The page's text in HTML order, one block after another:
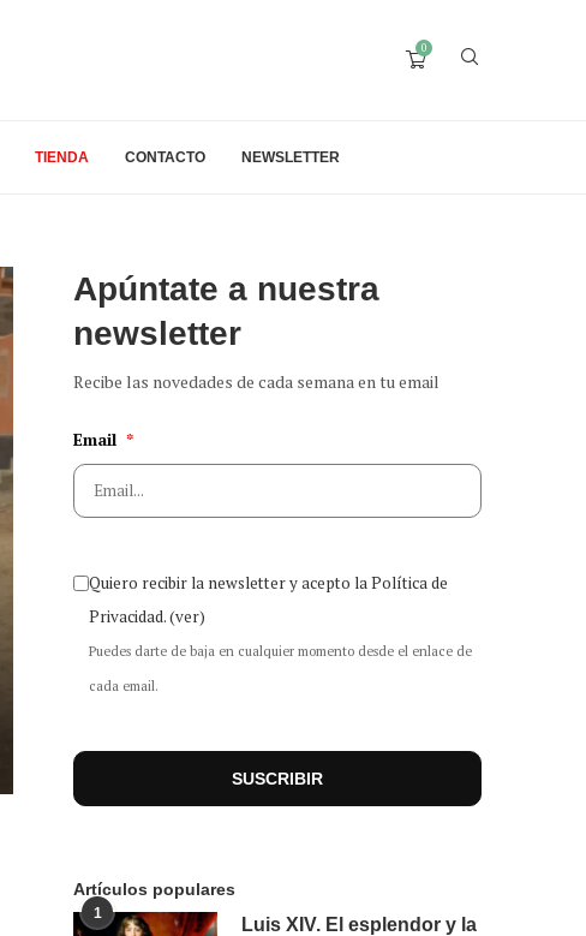
0
TIENDA CONTACTO NEWSLETTER
Apúntate a nuestra
newsletter
Recibe las novedades de cada semana en tu email
Email *
Quiero recibir la newsletter y acepto la Política de
Privacidad.(ver)
Puedes darte de baja en cualquier momento desde el enlace de
cada email.
Artículos populares
1
Luis XIV. El esplendor y la